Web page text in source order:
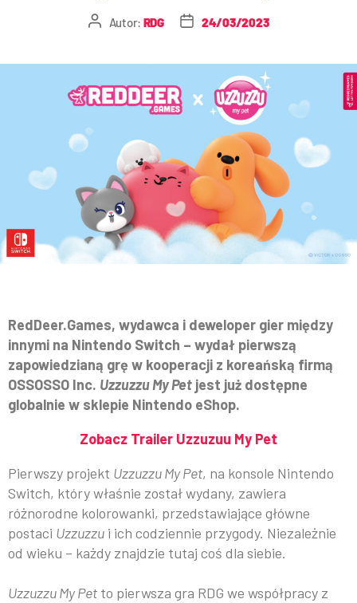
Autor: RDG 24/03/2023
RedDeer.Games, wydawca i deweloper gier między
innymi na Nintendo Switch – wydał pierwszą
zapowiedzianą grę w kooperacji z koreańską firmą
OSSOSSO Inc. Uzzuzzu My Pet jest już dostępne
globalnie w sklepie Nintendo eShop.
Zobacz Trailer Uzzuzuu My Pet
Pierwszy projekt Uzzuzzu My Pet, na konsole Nintendo
Switch, który właśnie został wydany, zawiera
różnorodne kolorowanki, przedstawiające główne
postaci Uzzuzzu i ich codziennie przygody. Niezależnie
od wieku – każdy znajdzie tutaj coś dla siebie.
Uzzuzzu My Pet to pierwsza gra RDG we współpracy z